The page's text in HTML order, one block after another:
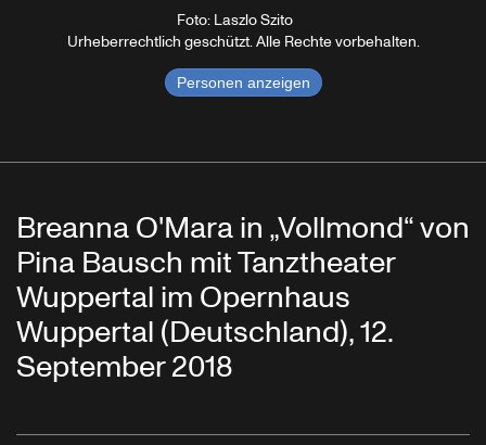
Foto: Laszlo Szito
Urheberrechtlich geschützt. Alle Rechte vorbehalten.
Personen anzeigen
Breanna O'Mara in „Vollmond“ von
Pina Bausch mit Tanztheater
Wuppertal im Opernhaus
Wuppertal (Deutschland), 12.
September 2018